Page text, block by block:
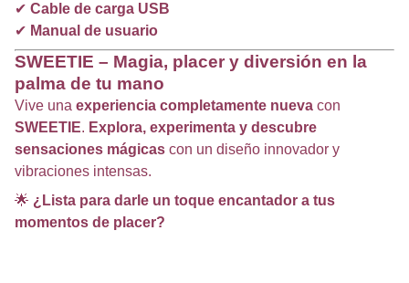
✔ Cable de carga USB
✔ Manual de usuario
SWEETIE – Magia, placer y diversión en la
palma de tu mano
Vive una experiencia completamente nueva con
SWEETIE. Explora, experimenta y descubre
sensaciones mágicas con un diseño innovador y
vibraciones intensas.
🌟 ¿Lista para darle un toque encantador a tus
momentos de placer?